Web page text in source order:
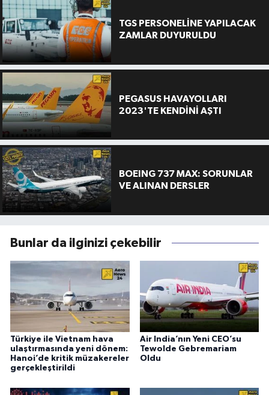
TGS PERSONELİNE YAPILACAK
ZAMLAR DUYURULDU
PEGASUS HAVAYOLLARI
2023'TE KENDİNİ AŞTI
BOEING 737 MAX: SORUNLAR
VE ALINAN DERSLER
Bunlar da ilginizi çekebilir
Türkiye ile Vietnam hava
ulaştırmasında yeni dönem:
Hanoi’de kritik müzakereler
gerçekleştirildi
Air India’nın Yeni CEO’su
Tewolde Gebremariam
Oldu